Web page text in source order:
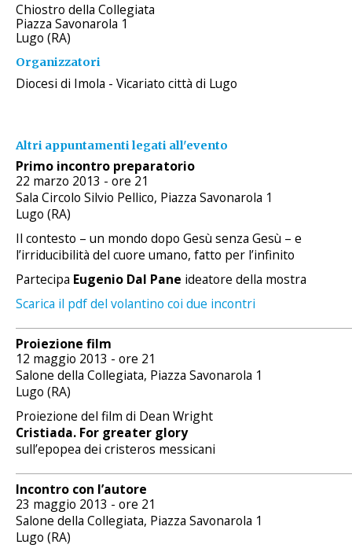
Chiostro della Collegiata
Piazza Savonarola 1
Lugo (RA)
Organizzatori
Diocesi di Imola - Vicariato città di Lugo
Altri appuntamenti legati all'evento
Primo incontro preparatorio
22 marzo 2013 - ore 21
Sala Circolo Silvio Pellico, Piazza Savonarola 1
Lugo (RA)
Il contesto – un mondo dopo Gesù senza Gesù – e
l’irriducibilità del cuore umano, fatto per l’infinito
Partecipa Eugenio Dal Pane ideatore della mostra
Scarica il pdf del volantino coi due incontri
Proiezione film
12 maggio 2013 - ore 21
Salone della Collegiata, Piazza Savonarola 1
Lugo (RA)
Proiezione del film di Dean Wright
Cristiada. For greater glory
sull’epopea dei cristeros messicani
Incontro con l’autore
23 maggio 2013 - ore 21
Salone della Collegiata, Piazza Savonarola 1
Lugo (RA)